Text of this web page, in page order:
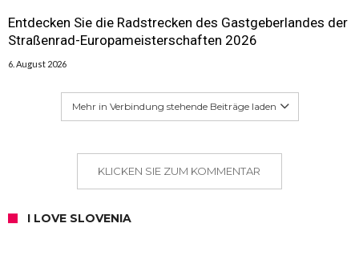
Entdecken Sie die Radstrecken des Gastgeberlandes der
Straßenrad-Europameisterschaften 2026
6. August 2026
Mehr in Verbindung stehende Beiträge laden
KLICKEN SIE ZUM KOMMENTAR
I LOVE SLOVENIA